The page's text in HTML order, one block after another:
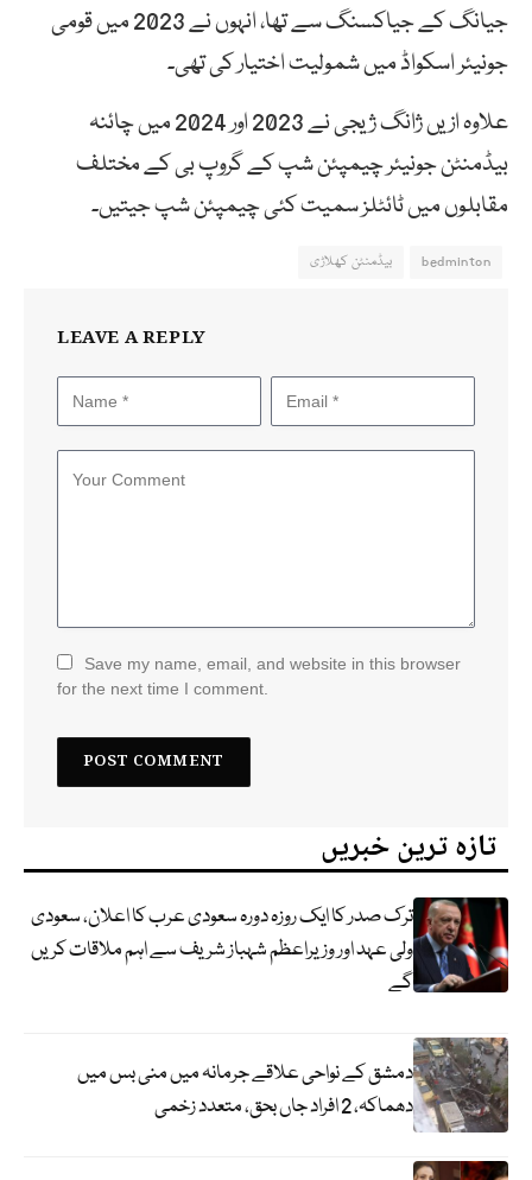
جیانگ کے جیاکسنگ سے تھا، انہوں نے 2023 میں قومی
جونیئر اسکواڈ میں شمولیت اختیار کی تھی۔
علاوہ ازیں ژانگ ژیجی نے 2023 اور 2024 میں چائنہ
بیڈمنٹن جونیئر چیمپئن شپ کے گروپ بی کے مختلف
مقابلوں میں ٹائٹلز سمیت کئی چیمپئن شپ جیتیں۔
bedminton بیڈمنٹن کھلاڑی
LEAVE A REPLY
Save my name, email, and website in this browser
for the next time I comment.
تازہ ترین خبریں
ترک صدر کا ایک روزہ دورہ سعودی عرب کا اعلان، سعودی
ولی عہد اور وزیراعظم شہباز شریف سے اہم ملاقات کریں
گے
دمشق کے نواحی علاقے جرمانہ میں منی بس میں
دھماکہ، 2 افراد جاں بحق، متعدد زخمی